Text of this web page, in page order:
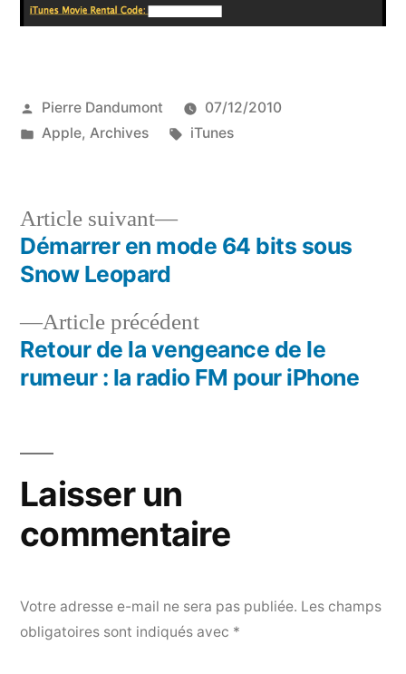
Publié
par
Pierre Dandumont
07/12/2010
Publié
Apple, Archives Étiquettes :
iTunes
Navigation
l’article
Article précédentArticle
précédent :
Retour de la vengeance de le
rumeur : la radio FM pour iPhone
Article suivant
Article
suivant :
Démarrer en mode 64 bits sous
Snow Leopard
Laisser un
commentaire
Votre adresse e-mail ne sera pas publiée. Les champs
obligatoires sont indiqués avec *